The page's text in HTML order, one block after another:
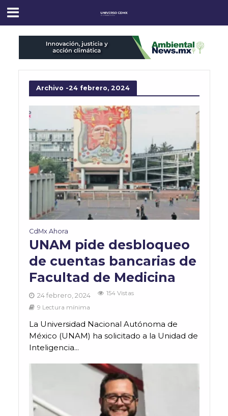
Archivo -24 febrero, 2024
CdMx Ahora
UNAM pide desbloqueo
de cuentas bancarias de
Facultad de Medicina
24 febrero, 2024
154 Vistas
9 Lectura mínima
La Universidad Nacional Autónoma de
México (UNAM) ha solicitado a la Unidad de
Inteligencia...